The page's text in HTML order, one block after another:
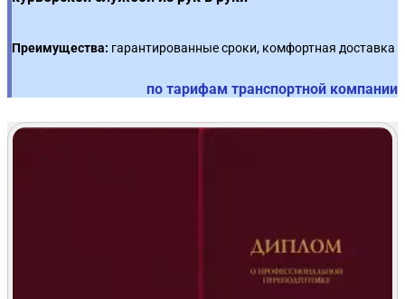
Преимущества: гарантированные сроки, комфортная доставка
по тарифам транспортной компании